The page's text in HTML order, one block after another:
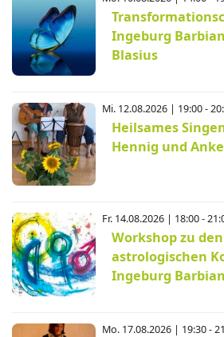
Ingeburg
Blasius
Mi. 12.08.2026 | 19:00 -
Heilsames
Hennig und
Fr. 14.08.2026 | 18:00 -
Workshop zu
astrologischen
Ingeburg Barbian
Mo. 17.08.2026 | 19:30 -